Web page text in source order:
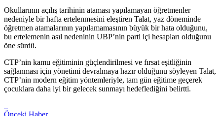
Okullarının açılış tarihinin ataması yapılamayan öğretmenler
nedeniyle bir hafta ertelenmesini eleştiren Talat, yaz döneminde
öğretmen atamalarının yapılamamasının büyük bir hata olduğunu,
bu ertelemenin asıl nedeninin UBP’nin parti içi hesapları olduğunu
öne sürdü.
CTP’nin kamu eğitiminin güçlendirilmesi ve fırsat eşitliğinin
sağlanması için yönetimi devralmaya hazır olduğunu söyleyen Talat,
CTP’nin modern eğitim yöntemleriyle, tam gün eğitime geçerek
çocuklara daha iyi bir gelecek sunmayı hedeflediğini belirtti.
Önceki Haber